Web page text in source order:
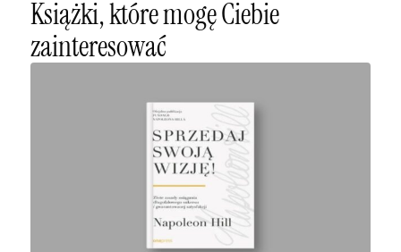
Książki, które mogę Ciebie
zainteresować